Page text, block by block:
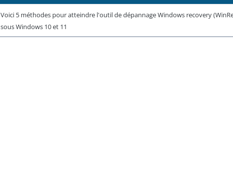
Voici 5 méthodes pour atteindre l'outil de dépannage Windows recovery
sous Windows 10 et 11